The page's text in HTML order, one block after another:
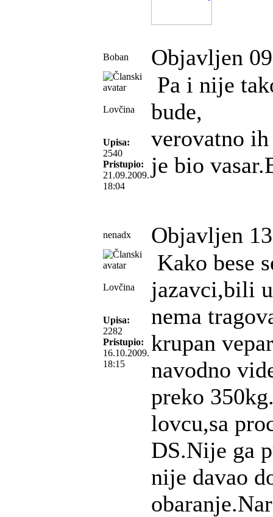
Boban Objavljen
Lovčina
Upisa:
2540
Pristupio:
21.09.2009.
18:04
Pa i nije
bude,
verovatno
je bio
nenadx Objavljen
Lovčina
Upisa:
2282
Pristupio:
16.10.2009.
18:15
Kako bese
jazavci,bili
nema
krupan
navodno
preko
lovcu,sa
DS.Nije ga
nije davao